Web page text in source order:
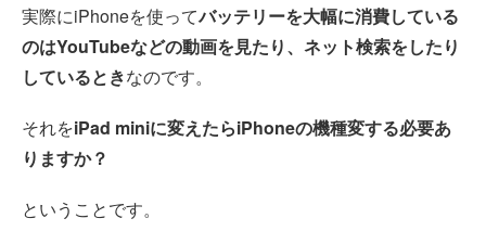
実際にiPhoneを使ってバッテリーを大幅に消費している
のはYouTubeなどの動画を見たり、ネット検索をしたり
しているときなのです。
それをiPad miniに変えたらiPhoneの機種変する必要あ
りますか？
ということです。